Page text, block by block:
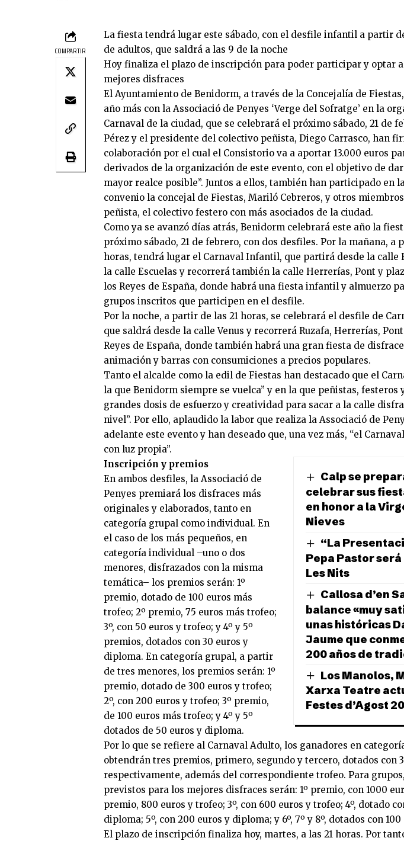
COMPARTIR
La fiesta tendrá lugar este sábado, con el desfile infantil a partir
de adultos, que saldrá a las 9 de la noche
Hoy finaliza el plazo de inscripción para poder participar y optar
mejores disfraces
El Ayuntamiento de Benidorm, a través de la Concejalía de
año más con la Associació de Penyes ‘Verge del Sofratge’ en la
Carnaval de la ciudad, que se celebrará el próximo sábado, 21 de
Pérez y el presidente del colectivo peñista, Diego Carrasco, han
colaboración por el cual el Consistorio va a aportar 13.000 euros
derivados de la organización de este evento, con el objetivo de
mayor realce posible”. Juntos a ellos, también han participado en
convenio la concejal de Fiestas, Mariló Cebreros, y otros
peñista, el colectivo festero con más asociados de la ciudad.
Como ya se avanzó días atrás, Benidorm celebrará este año la
próximo sábado, 21 de febrero, con dos desfiles. Por la mañana, a
horas, tendrá lugar el Carnaval Infantil, que partirá desde la calle
la calle Escuelas y recorrerá también la calle Herrerías, Pont y
los Reyes de España, donde habrá una fiesta infantil y almuerzo
grupos inscritos que participen en el desfile.
Por la noche, a partir de las 21 horas, se celebrará el desfile de
que saldrá desde la calle Venus y recorrerá Ruzafa, Herrerías,
Reyes de España, donde también habrá una gran fiesta de
animación y barras con consumiciones a precios populares.
Tanto el alcalde como la edil de Fiestas han destacado que el
la que Benidorm siempre se vuelca” y en la que peñistas, festeros
grandes dosis de esfuerzo y creatividad para sacar a la calle
nivel”. Por ello, aplaudido la labor que realiza la Associació de
adelante este evento y han deseado que, una vez más, “el
con luz propia”.
Calp se
celebrar sus
en honor a la
Nieves
“La
Pepa Pastor
Les Nits
Callosa d’en
balance «muy
unas históricas
Jaume que
200 años de
Los Manolos,
Xarxa Teatre
Festes d’Agost
Inscripción y premios
En ambos desfiles, la Associació de
Penyes premiará los disfraces más
originales y elaborados, tanto en
categoría grupal como individual. En
el caso de los más pequeños, en
categoría individual –uno o dos
menores, disfrazados con la misma
temática– los premios serán: 1º
premio, dotado de 100 euros más
trofeo; 2º premio, 75 euros más trofeo;
3º, con 50 euros y trofeo; y 4º y 5º
premios, dotados con 30 euros y
diploma. En categoría grupal, a partir
de tres menores, los premios serán: 1º
premio, dotado de 300 euros y trofeo;
2º, con 200 euros y trofeo; 3º premio,
de 100 euros más trofeo; y 4º y 5º
dotados de 50 euros y diploma.
Por lo que se refiere al Carnaval Adulto, los ganadores en
obtendrán tres premios, primero, segundo y tercero, dotados con
respectivamente, además del correspondiente trofeo. Para
previstos para los mejores disfraces serán: 1º premio, con 1000
premio, 800 euros y trofeo; 3º, con 600 euros y trofeo; 4º, dotado
diploma; 5º, con 200 euros y diploma; y 6º, 7º y 8º, dotados con
El plazo de inscripción finaliza hoy, martes, a las 21 horas. Por